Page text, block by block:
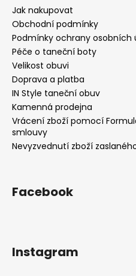
Jak nakupovat
Obchodní podmínky
Podmínky ochrany osobních
Péče o taneční boty
Velikost obuvi
Doprava a platba
IN Style taneční obuv
Kamenná prodejna
Vrácení zboží pomocí
smlouvy
Nevyzvednutí zboží
Facebook
Instagram